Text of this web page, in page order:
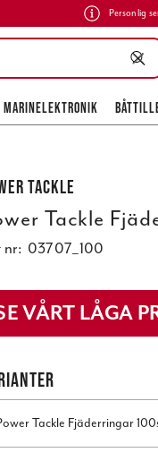
Personlig
MARINELEKTRONIK
Tackle
Tackle
nr: 03707_100
VÅRT LÅGA